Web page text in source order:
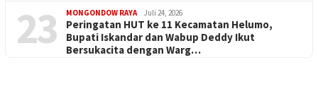
23 MONGONDOW RAYA Juli 24, 2026
Peringatan HUT ke 11 Kecamatan Helumo,
Bupati Iskandar dan Wabup Deddy Ikut
Bersukacita dengan Warg…